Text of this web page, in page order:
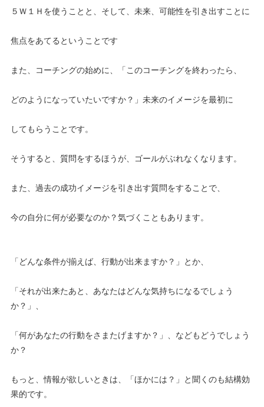
５Ｗ１Ｈを使うことと、そして、未来、可能性を引き出すことに
焦点をあてるということです
また、コーチングの始めに、「このコーチングを終わったら、
どのようになっていたいですか？」未来のイメージを最初に
してもらうことです。
そうすると、質問をするほうが、ゴールがぶれなくなります。
また、過去の成功イメージを引き出す質問をすることで、
今の自分に何が必要なのか？気づくこともあります。
「どんな条件が揃えば、行動が出来ますか？」とか、
「それが出来たあと、あなたはどんな気持ちになるでしょう
か？」、
「何があなたの行動をさまたげますか？」、などもどうでしょう
か？
もっと、情報が欲しいときは、「ほかには？」と聞くのも結構効
果的です。